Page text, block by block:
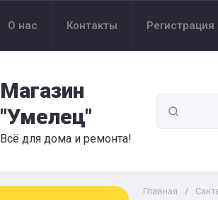
О нас Контакты Регистрация
Магазин
"Умелец"
Всё для дома и ремонта!
Главная /